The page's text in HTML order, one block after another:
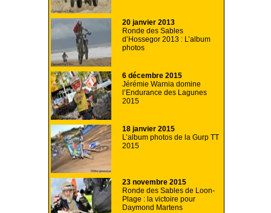
20 janvier 2013
Ronde des Sables
d’Hossegor 2013 : L’album
photos
6 décembre 2015
Jérémie Warnia domine
l’Endurance des Lagunes
2015
18 janvier 2015
L’album photos de la Gurp TT
2015
23 novembre 2015
Ronde des Sables de Loon-
Plage : la victoire pour
Daymond Martens